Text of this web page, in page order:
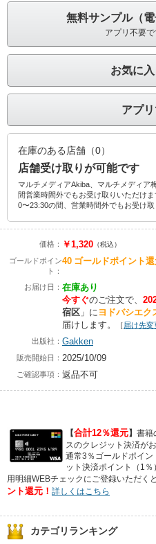
無料サンプル（
アプリ不要
お気に
アプ
在庫のある店舗（0）
店舗受け取りが可能です
マルチメディアAkiba、マルチメディア
間営業時間外でもお受け取りいただけ
0〜23:30の間、営業時間外でもお受け
価格： ￥1,320 （税込）
ゴールドポイン
ト：
40 ゴールドポイント
お届け日： 在庫あり
今すぐのご注文で、
宿区 」に ヨドバシエク
届けします。
［届け先変
出版社： Gakken
販売開始日： 2025/10/09
ご確認事項： 返品不可
【合計12％還元】 書籍
スのクレジット決済がお
通常3％ゴールドポイ
ット決済ポイント（1
用明細WEBチェックにご登録いただく
ント還元！ 詳しくはこちら
カテゴリランキング